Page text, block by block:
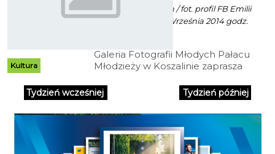
Kultura
Mat. Inf. PM Koszalin / fot. profil FB Emilii
Treszczyńskiej - 18 Września 2014 godz.
Galeria Fotografii Młodych Pałacu
Młodzieży w Koszalinie zaprasza
Treszczyńskiej "Z północy na
południe".
Tydzień wcześniej Tydzień później